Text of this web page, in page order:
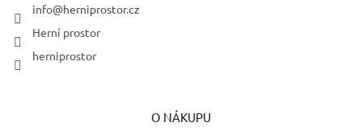
info@herniprostor.cz
Herní prostor
herniprostor
O NÁKUPU